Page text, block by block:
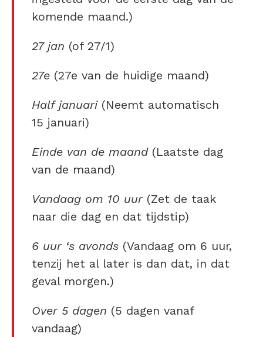
komende maand.)
27 jan (of 27/1)
27e (27e van de huidige maand)
Half januari(Neemt automatisch
15 januari)
Einde van de maand(Laatste dag
van de maand)
Vandaag om 10 uur(Zet de taak
naar die dag en dat tijdstip)
6 uur ‘s avonds (Vandaag om 6 uur,
tenzij het al later is dan dat, in dat
geval morgen.)
Over 5 dagen (5 dagen vanaf
vandaag)